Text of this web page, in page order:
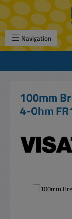
Zum Hauptinhalt springen
Navigation
100mm
4-Ohm
Bildergalerie